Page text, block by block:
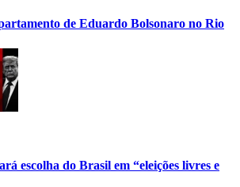
de Eduardo Bolsonaro no Rio
escolha do Brasil em “eleições livres e